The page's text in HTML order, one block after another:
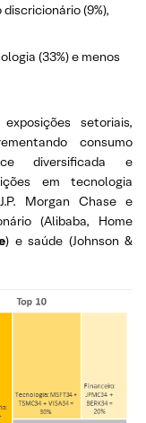
(9%),
(33%) e menos
setoriais,
consumo
diversificada e
em tecnologia
Morgan Chase e
(Alibaba, Home
) e saúde (Johnson &